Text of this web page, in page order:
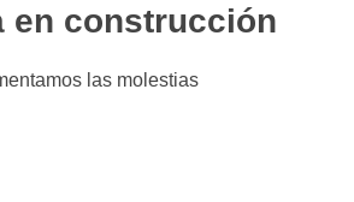
en construcción
las molestias